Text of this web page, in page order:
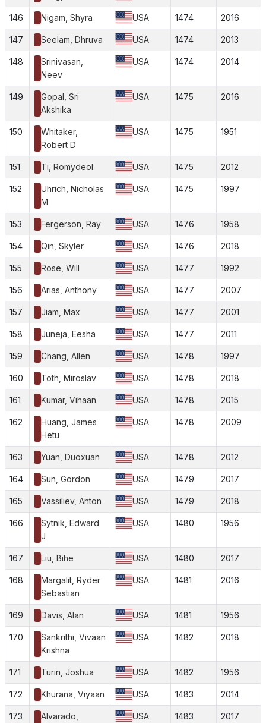
146 Nigam, Shyra USA 1474 2016
147 Seelam, Dhruva USA 1474 2013
148
Srinivasan,
Neev
USA 1474 2014
149
Gopal, Sri
Akshika
USA 1475 2016
150
Whitaker,
Robert D
USA 1475 1951
151 Ti, Romydeol USA 1475 2012
152
Uhrich, Nicholas
M
USA 1475 1997
153 Fergerson, Ray USA 1476 1958
154 Qin, Skyler USA 1476 2018
155 Rose, Will USA 1477 1992
156 Arias, Anthony USA 1477 2007
157 Jiam, Max USA 1477 2001
158 Juneja, Eesha USA 1477 2011
159 Chang, Allen USA 1478 1997
160 Toth, Miroslav USA 1478 2018
161 Kumar, Vihaan USA 1478 2015
162
Huang, James
Hetu
USA 1478 2009
163 Yuan, Duoxuan USA 1478 2012
164 Sun, Gordon USA 1479 2017
165 Vassiliev, Anton USA 1479 2018
166
Sytnik, Edward
J
USA 1480 1956
167 Liu, Bihe USA 1480 2017
168
Margalit, Ryder
Sebastian
USA 1481 2016
169 Davis, Alan USA 1481 1956
170
Sankrithi, Vivaan
Krishna
USA 1482 2018
171 Turin, Joshua USA 1482 1956
172 Khurana, Viyaan USA 1483 2014
173
Alvarado,
USA 1483 2017